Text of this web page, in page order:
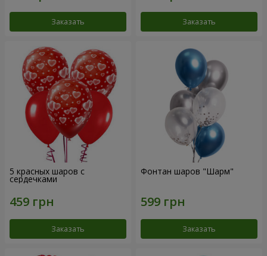
Заказать Заказать
5 красных шаров с
сердечками
Заказать
Фонтан шаров "Шарм"
Заказать